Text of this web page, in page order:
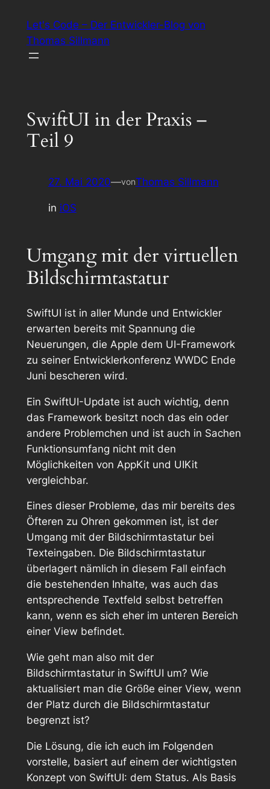
Inhalt
springen
Let's Code – Der Entwickler-Blog von
Thomas Sillmann
SwiftUI in der Praxis –
Teil 9
27. Mai 2020—vonThomas Sillmann
in iOS
Umgang mit der virtuellen
Bildschirmtastatur
SwiftUI ist in aller Munde und Entwickler
erwarten bereits mit Spannung die
Neuerungen, die Apple dem UI-Framework
zu seiner Entwicklerkonferenz WWDC Ende
Juni bescheren wird.
Ein SwiftUI-Update ist auch wichtig, denn
das Framework besitzt noch das ein oder
andere Problemchen und ist auch in Sachen
Funktionsumfang nicht mit den
Möglichkeiten von AppKit und UIKit
vergleichbar.
Eines dieser Probleme, das mir bereits des
Öfteren zu Ohren gekommen ist, ist der
Umgang mit der Bildschirmtastatur bei
Texteingaben. Die Bildschirmtastatur
überlagert nämlich in diesem Fall einfach
die bestehenden Inhalte, was auch das
entsprechende Textfeld selbst betreffen
kann, wenn es sich eher im unteren Bereich
einer View befindet.
Wie geht man also mit der
Bildschirmtastatur in SwiftUI um? Wie
aktualisiert man die Größe einer View, wenn
der Platz durch die Bildschirmtastatur
begrenzt ist?
Die Lösung, die ich euch im Folgenden
vorstelle, basiert auf einem der wichtigsten
Konzept von SwiftUI: dem Status. Als Basis